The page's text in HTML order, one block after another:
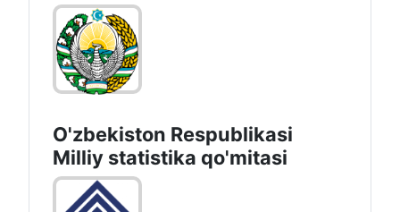
O'zbekiston Respublikasi
Milliy statistika qo'mitasi